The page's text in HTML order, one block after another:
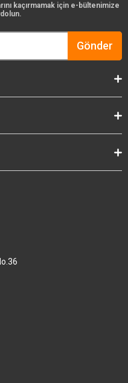
kaçırmamak için e-bültenimize
Gönder